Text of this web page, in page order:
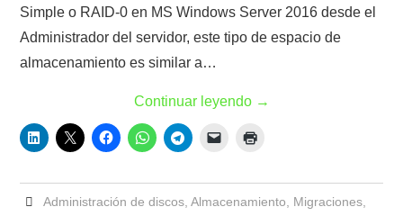
Simple o RAID-0 en MS Windows Server 2016 desde el
Administrador del servidor, este tipo de espacio de
almacenamiento es similar a…
Continuar leyendo →
Administración de discos, Almacenamiento Migraciones,